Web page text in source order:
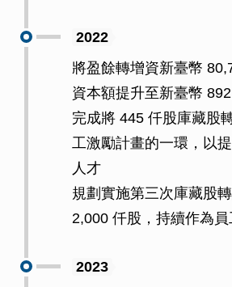
2022
將盈餘轉增資新臺幣
資本額提升至新臺幣
完成將 445 仟股庫藏股
工激勵計畫的一環，以
人才
規劃實施第三次庫藏股
2,000 仟股，持續作為員
2023